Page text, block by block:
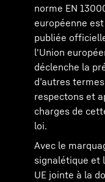
norme EN
européenne
publiée
l'Union
déclenche la
d’autres
respectons et
charges de
loi.
Avec le
signalétique et
UE jointe à la